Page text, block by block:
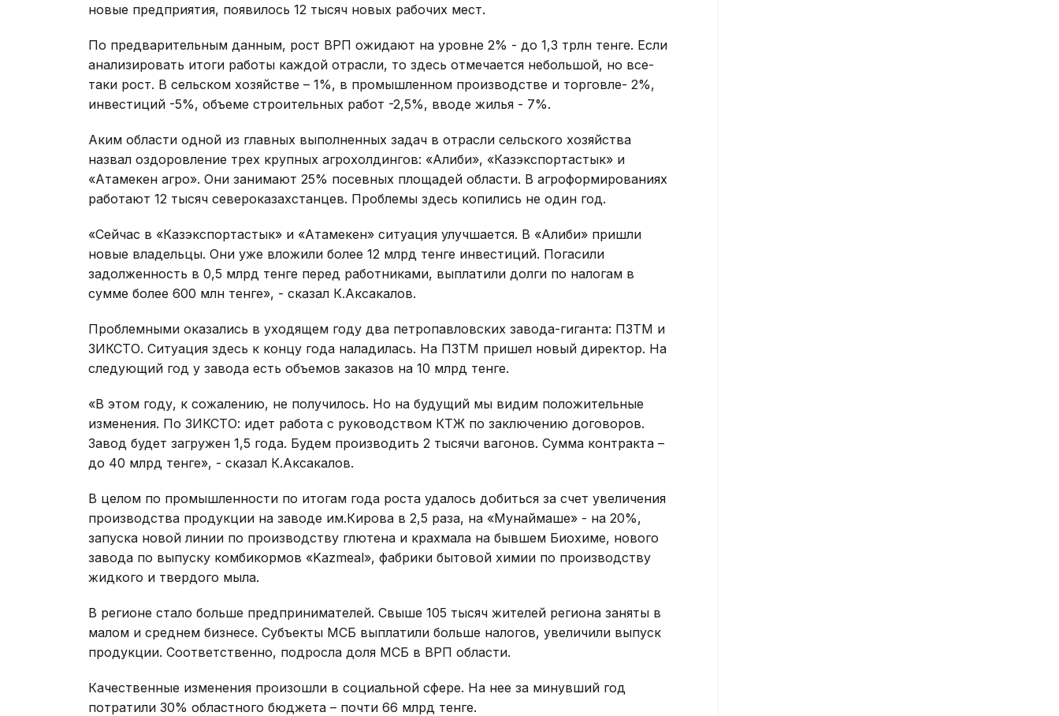
новые предприятия, появилось 12 тысяч новых рабочих мест.
По предварительным данным, рост ВРП ожидают на уровне 2% - до 1,3 трлн тенге. Если
анализировать итоги работы каждой отрасли, то здесь отмечается небольшой, но все-
таки рост. В сельском хозяйстве – 1%, в промышленном производстве и торговле- 2%,
инвестиций -5%, объеме строительных работ -2,5%, вводе жилья - 7%.
Аким области одной из главных выполненных задач в отрасли сельского хозяйства
назвал оздоровление трех крупных агрохолдингов: «Алиби», «Казэкспортастык» и
«Атамекен агро». Они занимают 25% посевных площадей области. В агроформированиях
работают 12 тысяч североказахстанцев. Проблемы здесь копились не один год.
«Сейчас в «Казэкспортастык» и «Атамекен» ситуация улучшается. В «Алиби» пришли
новые владельцы. Они уже вложили более 12 млрд тенге инвестиций. Погасили
задолженность в 0,5 млрд тенге перед работниками, выплатили долги по налогам в
сумме более 600 млн тенге», - сказал К.Аксакалов.
Проблемными оказались в уходящем году два петропавловских завода-гиганта: ПЗТМ и
ЗИКСТО. Ситуация здесь к концу года наладилась. На ПЗТМ пришел новый директор. На
следующий год у завода есть объемов заказов на 10 млрд тенге.
«В этом году, к сожалению, не получилось. Но на будущий мы видим положительные
изменения. По ЗИКСТО: идет работа с руководством КТЖ по заключению договоров.
Завод будет загружен 1,5 года. Будем производить 2 тысячи вагонов. Сумма контракта –
до 40 млрд тенге», - сказал К.Аксакалов.
В целом по промышленности по итогам года роста удалось добиться за счет увеличения
производства продукции на заводе им.Кирова в 2,5 раза, на «Мунаймаше» - на 20%,
запуска новой линии по производству глютена и крахмала на бывшем Биохиме, нового
завода по выпуску комбикормов «Kazmeal», фабрики бытовой химии по производству
жидкого и твердого мыла.
В регионе стало больше предпринимателей. Свыше 105 тысяч жителей региона заняты в
малом и среднем бизнесе. Субъекты МСБ выплатили больше налогов, увеличили выпуск
продукции. Соответственно, подросла доля МСБ в ВРП области.
Качественные изменения произошли в социальной сфере. На нее за минувший год
потратили 30% областного бюджета – почти 66 млрд тенге.